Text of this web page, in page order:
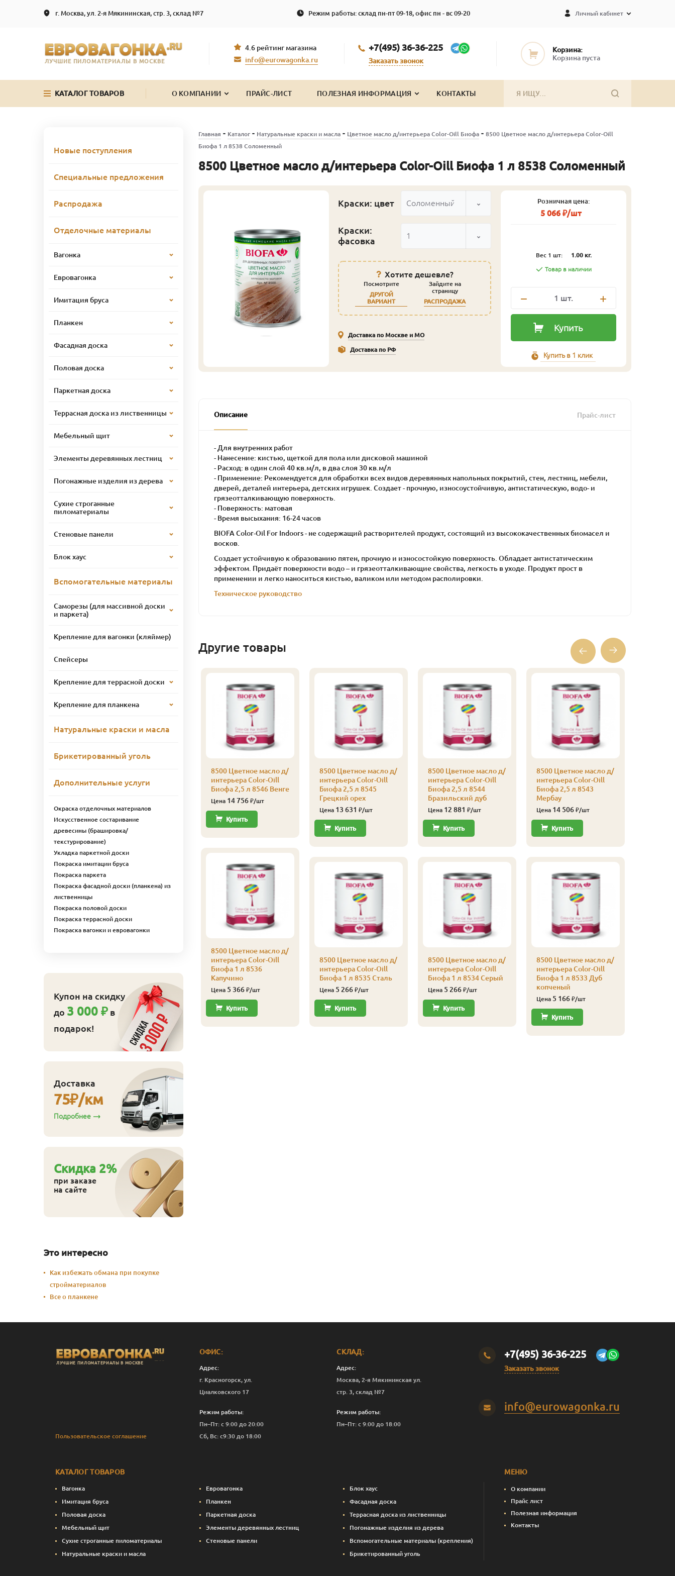
г. Москва, ул. 2-я Мякининская, стр. 3, склад №7 Режим работы: склад пн-пт 09-18, офис пн - вс 09-20 Личный кабинет
ЛУЧШИЕ ПИЛОМАТЕРИАЛЫ В МОСКВЕ
4.6 рейтинг магазина
info@eurowagonka.ru
+7(495) 36-36-225
Заказать звонок
Корзина:
Корзина пуста
КАТАЛОГ ТОВАРОВ О КОМПАНИИ ПРАЙС-ЛИСТ ПОЛЕЗНАЯ ИНФОРМАЦИЯ КОНТАКТЫ
Главная - Каталог- Натуральные краски и масла- Цветное масло д/интерьера Color-Oill Биофа- 8500 Цветное масло д/интерьера Color-Oill
Биофа 1 л 8538 Соломенный
8500 Цветное масло д/интерьера Color-Oill Биофа 1 л 8538 Соломенный
Краски: цвет Соломенный
Краски:
фасовка
1
Хотите дешевле?
Посмотрите
ДРУГОЙ
ВАРИАНТ
Зайдите на
страницу
РАСПРОДАЖА
Доставка по Москве и МО
Доставка по РФ
Розничная цена:
5 066 ₽/шт
Вес 1 шт: 1.00 кг.
Товар в наличии
1 шт.
Купить
Купить в 1 клик
Описание Прайс-лист
- Для внутренних работ
- Нанесение: кистью, щеткой для пола или дисковой машиной
- Расход: в один слой 40 кв.м/л, в два слоя 30 кв.м/л
- Применение: Рекомендуется для обработки всех видов деревянных напольных покрытий, стен, лестниц, мебели,
дверей, деталей интерьера, детских игрушек. Создает - прочную, износоустойчивую, антистатическую, водо- и
грязеотталкивающую поверхность.
- Поверхность: матовая
- Время высыхания: 16-24 часов
BIOFA Color-Oil For Indoors - не содержащий растворителей продукт, состоящий из высококачественных биомасел и
восков.
Создает устойчивую к образованию пятен, прочную и износостойкую поверхность. Обладает антистатическим
эффектом. Придаёт поверхности водо – и грязеотталкивающие свойства, легкость в уходе. Продукт прост в
применении и легко наноситься кистью, валиком или методом располировки.
Техническое руководство
Другие товары
Color-Oill
0,125 л 8521
интерьера Color-Oill
Биофа 1 л 8537
Цена5 266₽/шт
Купить
Цена1 306 ₽/шт
Купить
8500 Цветное масло д/
интерьера Color-Oill
Биофа 2,5 л 8546 Венге
Цена 14 756₽/шт
Купить
8500 Цветное масло д/
интерьера Color-Oill
Биофа 1 л 8536
Капучино
Цена 5 366₽/шт
Купить
8500 Цветное масло д/
интерьера Color-Oill
Биофа 2,5 л 8545
Грецкий орех
Цена 13 631 ₽/шт
Купить
8500 Цветное масло д/
интерьера Color-Oill
Биофа 1 л 8535 Сталь
Цена 5 266₽/шт
Купить
8500 Цветное масло д/
интерьера Color-Oill
Биофа 2,5 л 8544
Бразильский дуб
Цена 12 881 ₽/шт
Купить
8500 Цветное масло д/
интерьера Color-Oill
Биофа 1 л 8534 Серый
Цена 5 266₽/шт
Купить
8500 Цветное масло д/
интерьера Color-Oill
Биофа 2,5 л 8543
Мербау
Цена 14 506₽/шт
Купить
8500 Цветное масло д/
интерьера Color-Oill
Биофа 1 л 8533 Дуб
копченый
Цена 5 166₽/шт
Купить
Новые поступления
Специальные предложения
Распродажа
Отделочные материалы
Вагонка
Евровагонка
Имитация бруса
Планкен
Фасадная доска
Половая доска
Паркетная доска
Террасная доска из лиственницы
Мебельный щит
Элементы деревянных лестниц
Погонажные изделия из дерева
Сухие строганные
пиломатериалы
Стеновые панели
Блок хаус
Вспомогательные материалы
Саморезы (для массивной доски
и паркета)
Крепление для вагонки (кляймер)
Спейсеры
Крепление для террасной доски
Крепление для планкена
Натуральные краски и масла
Брикетированный уголь
Дополнительные услуги
Окраска отделочных материалов
Искусственное состаривание
древесины (брашировка/
текстурирование)
Укладка паркетной доски
Покраска имитации бруса
Покраска паркета
Покраска фасадной доски (планкена) из
лиственницы
Покраска половой доски
Покраска террасной доски
Покраска вагонки и евровагонки
Купон на скидку
до 3 000 ₽ в
подарок!
Доставка
75₽/км
Подробнее
Cкидка 2%
при заказе
на сайте
Это интересно
Как избежать обмана при покупке
стройматериалов
Все о планкене
ЛУЧШИЕ ПИЛОМАТЕРИАЛЫ В МОСКВЕ
Пользовательское соглашение
ОФИС:
Адрес:
г. Красногорск, ул.
Циалковского 17
Режим работы:
Пн–Пт: с 9:00 до 20:00
Сб, Вс: с9:30 до 18:00
СКЛАД:
Адрес:
Москва, 2-я Мякининская ул.
стр. 3, склад №7
Режим работы:
Пн–Пт: с 9:00 до 18:00
+7(495) 36-36-225
Заказать звонок
info@eurowagonka.ru
КАТАЛОГ ТОВАРОВ
Вагонка Евровагонка
Блок хаус
Имитация бруса
Планкен
Фасадная доска
Половая доска
Паркетная доска
Террасная доска из лиственницы
Мебельный щит
Элементы деревянных лестниц
Погонажные изделия из дерева
Сухие строганные пиломатериалы
Стеновые панели
Вспомогательные материалы (крепления)
Натуральные краски и масла
Брикетированный уголь
МЕНЮ
О компании
Прайс лист
Полезная информация
Контакты